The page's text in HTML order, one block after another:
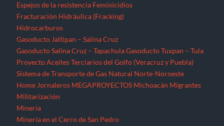
Espejos de la resistencia Feminicidios
Fracturación Hidráulica (Fracking)
Hidrocarburos
Gasoducto Jaltipan – Salina Cruz
Gasoducto Salina Cruz – Tapachula Gasoducto Tuxpan – Tula
Proyecto Aceites Terciarios del Golfo (Veracruz y Puebla)
Sistema de Transporte de Gas Natural Norte-Noroeste
Home Jornaleros MEGAPROYECTOS Michoacán Migrantes
Militarización
Minería
Minería en el Cerro de San Pedro